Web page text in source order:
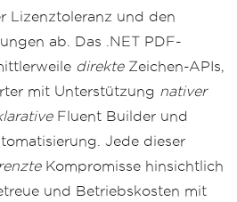
Lizenztoleranz und den
ab. Das .NET PDF-
direkteZeichen-APIs,
mit Unterstützung nativer
Fluent Builder und
Jede dieser
Kompromisse hinsichtlich
und Betriebskosten mit